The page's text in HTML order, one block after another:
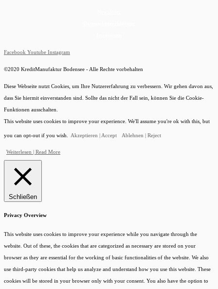
Facebook Youtube Instagram
©2020 KreditManufaktur Bodensee - Alle Rechte vorbehalten
Diese Webseite nutzt Cookies, um Ihre Nutzererfahrung zu verbessern. Wir gehen davon aus,
dass Sie hiermit einverstanden sind. Sollte das nicht der Fall sein, können Sie die Cookie-
Funktionen ausschalten.
This website uses cookies to improve your experience. We'll assume you're ok with this, but
you can opt-out if you wish. Akzeptieren | Accept Ablehnen | Reject
Weiterlesen | Read More
Schließen
Privacy Overview
This website uses cookies to improve your experience while you navigate through the
website. Out of these, the cookies that are categorized as necessary are stored on your
browser as they are essential for the working of basic functionalities of the website. We also
use third-party cookies that help us analyze and understand how you use this website. These
cookies will be stored in your browser only with your consent. You also have the option to